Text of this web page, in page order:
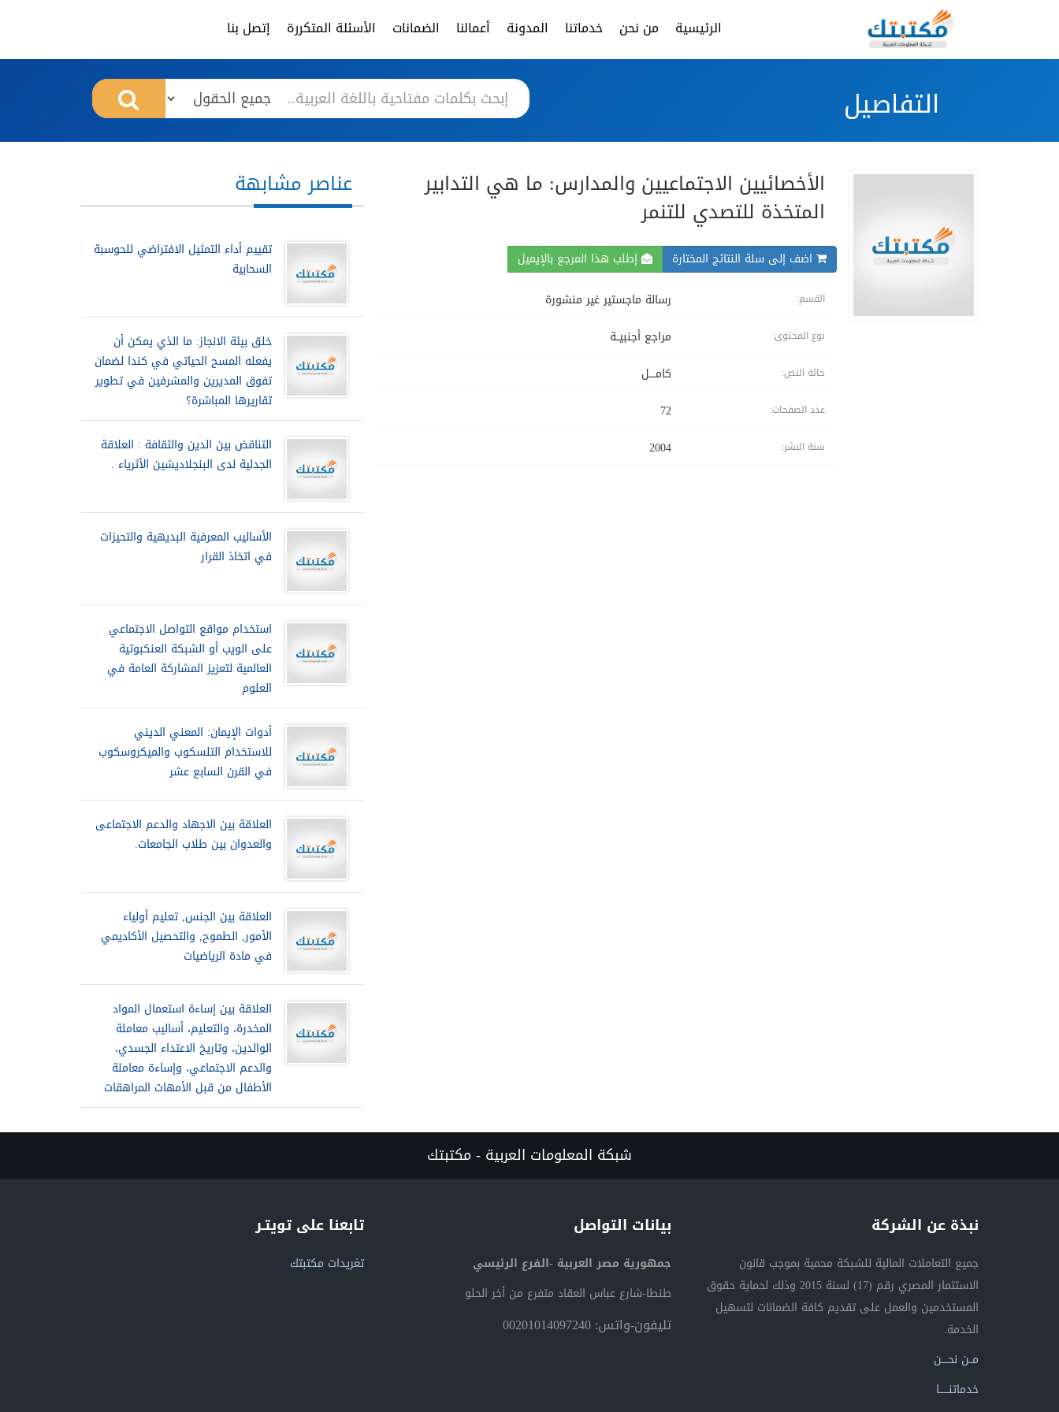
الرئيسية من نحن خدماتنا المدونة أعمالنا الضمانات الأسئلة المتكررة إتصل بنا
التفاصيل
الأخصائيين الاجتماعيين والمدارس: ما هي التدابير
المتخذة للتصدي للتنمر
اضف إلى سلة النتائج المختارة إطلب هذا المرجع بالإيميل
القسم: رسالة ماجستير غير منشورة
نوع المحتوى: مراجع أجنبيــة
حالة النص: كامــــل
عدد الصفحات: 72
سنة النشر: 2004
عناصر مشابهة
تقييم أداء التمثيل الافتراضي للحوسبة
السحابية
خلق بيئة الانجاز: ما الذي يمكن أن
يفعله المسح الحياتي في كندا لضمان
تفوق المديرين والمشرفين في تطوير
تقاريرها المباشرة؟
التناقض بين الدين والثقافة : العلاقة
الجدلية لدى البنجلاديشين الأثرياء .
الأساليب المعرفية البديهية والتحيزات
في اتخاذ القرار
استخدام مواقع التواصل الاجتماعي
على الويب أو الشبكة العنكبوتية
العالمية لتعزيز المشاركة العامة في
العلوم
أدوات الإيمان: المعني الديني
للاستخدام التلسكوب والميكروسكوب
في القرن السابع عشر
العلاقة بين الاجهاد والدعم الاجتماعى
والعدوان بين طلاب الجامعات.
العلاقة بين الجنس, تعليم أولياء
الأمور, الطموح, والتحصيل الأكاديمي
في مادة الرياضيات
العلاقة بين إساءة استعمال المواد
المخدرة، والتعليم، أساليب معاملة
الوالدين، وتاريخ الاعتداء الجسدي،
والدعم الاجتماعي، وإساءة معاملة
الأطفال من قبل الأمهات المراهقات
شبكة المعلومات العربية - مكتبتك
نبذة عن الشركة
جميع التعاملات المالية للشبكة محمية بموجب قانون
الاستثمار المصري رقم (17) لسنة 2015 وذلك لحماية حقوق
المستخدمين والعمل على تقديم كافة الضمانات لتسهيل
الخدمة.
مــن نحــــن
خدماتنــــــا
بيانات التواصل
جمهورية مصر العربية -الفرع الرئيسي
طنطا-شارع عباس العقاد متفرع من أخر الحلو
تليفون-واتس: 00201014097240
تابعنا على تويتـر
تغريدات مكتبتك